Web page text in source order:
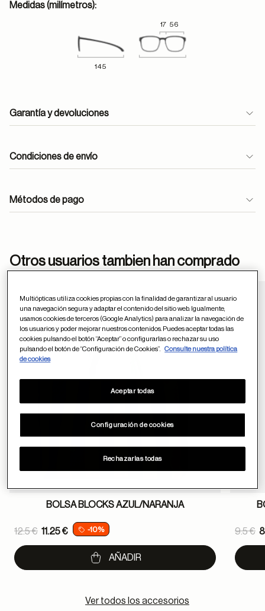
Medidas (milímetros):
17 56
145
Garantía y devoluciones
ayuda
Condiciones de envío
Métodos de pago
Otros usuarios tambien han comprado
Guardar en
BOLSA BLOCKS AZUL/NARANJA
Price reduced from
12.5 €
to
11.25 € -10%
AÑADIR
9.5 €
to
Ver todos los accesorios
Multiópticas utiliza cookies propias con la finalidad de garantizar al usuario
una navegación segura y adaptar el contenido del sitio web. Igualmente,
usamos cookies de terceros (Google Analytics) para analizar la navegación de
los usuarios y poder mejorar nuestros contenidos. Puedes aceptar todas las
cookies pulsando el botón “Aceptar” o configurarlas o rechazar su uso
pulsando el botón de “Configuración de Cookies”.
Consulte nuestra política
de cookies
Configuración de cookies
Rechazarlas todas
Aceptar todas